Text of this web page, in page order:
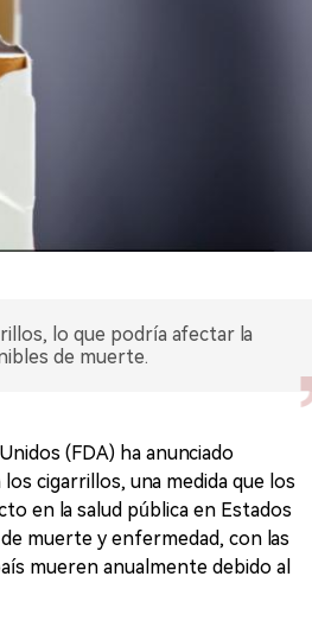
lo que podría afectar la
de muerte.
(FDA) ha anunciado
cigarrillos, una medida que los
en la salud pública en Estados
muerte y enfermedad, con las
mueren anualmente debido al